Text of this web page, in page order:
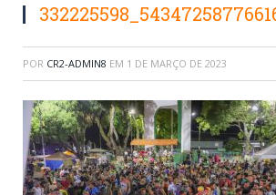
POR CR2-ADMIN8 EM 1 DE MARÇO DE 2023